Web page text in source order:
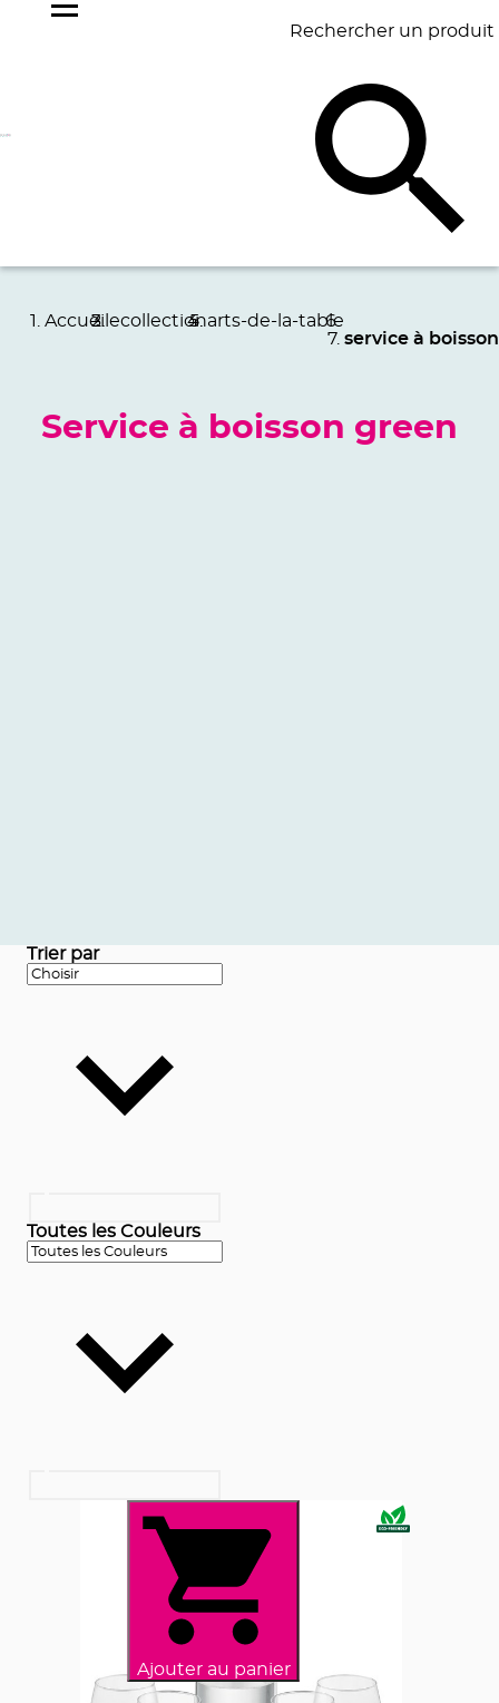
Rechercher un produit
BAGAGERIE BUREAU
Accueil ecollectionarts-de-la-table
service à boisson
Service à boisson green
Trier par
Toutes les Couleurs
Ajouter au panier